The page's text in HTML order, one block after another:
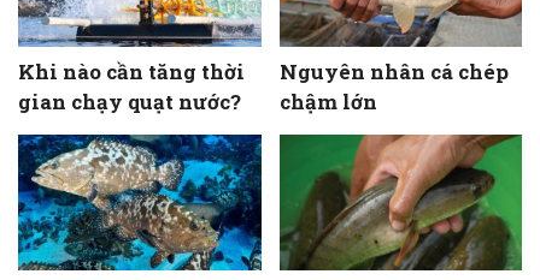
Khi nào cần tăng thời
gian chạy quạt nước?
Nguyên nhân cá chép
chậm lớn